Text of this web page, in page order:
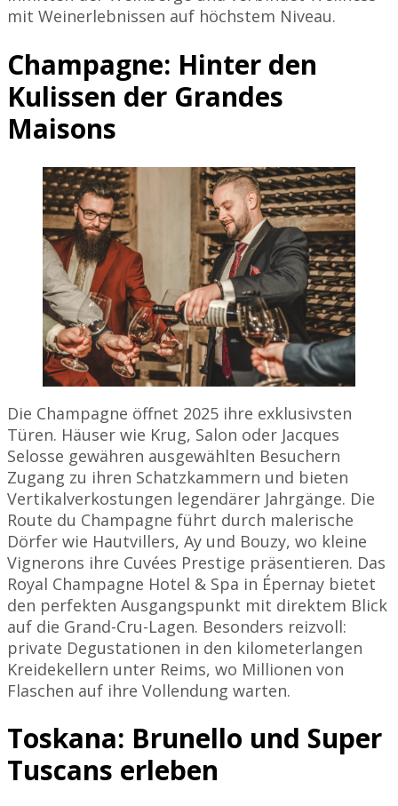
mit Weinerlebnissen auf höchstem Niveau.
Champagne: Hinter den
Kulissen der Grandes
Maisons
Die Champagne öffnet 2025 ihre exklusivsten
Türen. Häuser wie Krug, Salon oder Jacques
Selosse gewähren ausgewählten Besuchern
Zugang zu ihren Schatzkammern und bieten
Vertikalverkostungen legendärer Jahrgänge. Die
Route du Champagne führt durch malerische
Dörfer wie Hautvillers, Ay und Bouzy, wo kleine
Vignerons ihre Cuvées Prestige präsentieren. Das
Royal Champagne Hotel & Spa in Épernay bietet
den perfekten Ausgangspunkt mit direktem Blick
auf die Grand-Cru-Lagen. Besonders reizvoll:
private Degustationen in den kilometerlangen
Kreidekellern unter Reims, wo Millionen von
Flaschen auf ihre Vollendung warten.
Toskana: Brunello und Super
Tuscans erleben